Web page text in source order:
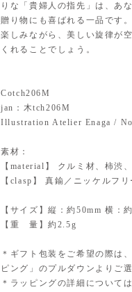
りな「貴婦人の指先」は、あ
贈り物にも喜ばれる一品です
楽しみながら、美しい旋律が
くれることでしょう。
Cotch206M
jan：木tch206M
Illustration Atelier Enaga /
素材：
【material】 クルミ材、柿渋
【clasp】 真鍮／ニッケルフリ
【サイズ】縦：約50mm 横：
【重 量】約2.5g
＊ギフト包装をご希望の際は
ピング」のプルダウンよりご
＊ラッピングの詳細について